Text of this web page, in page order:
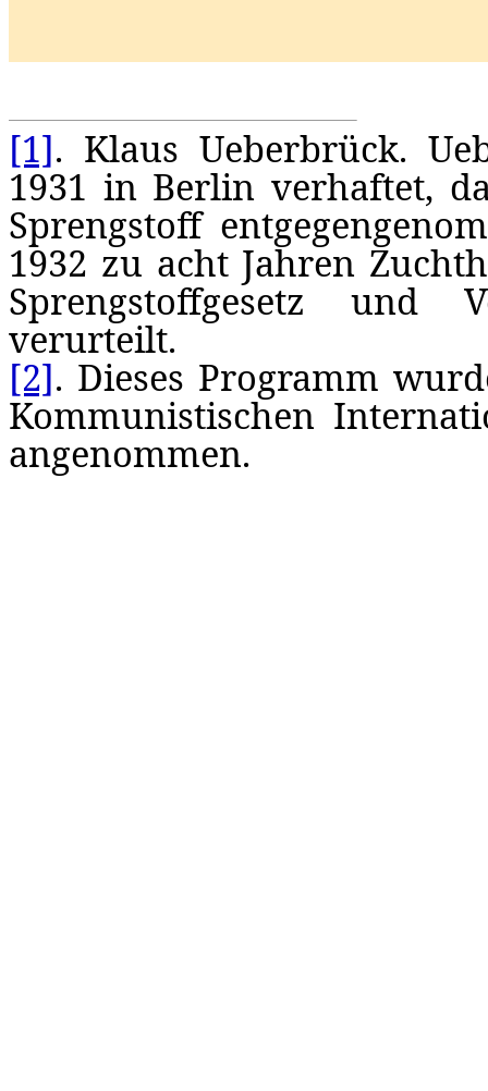
[1]. Klaus Ueberbrück.
1931 in Berlin verhaftet,
Sprengstoff
1932 zu acht Jahren
Sprengstoffgesetz und
verurteilt.
[2]. Dieses Programm
Kommunistischen
angenommen.